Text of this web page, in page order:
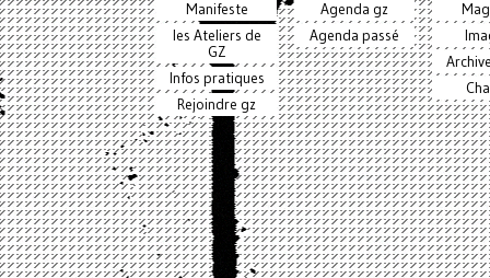
Manifeste
les Ateliers de
GZ
Infos pratiques
Rejoindre gz
Agenda gz
Agenda passé